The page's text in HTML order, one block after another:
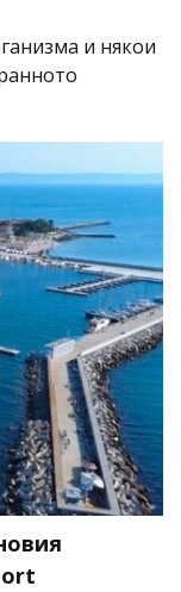
и някои